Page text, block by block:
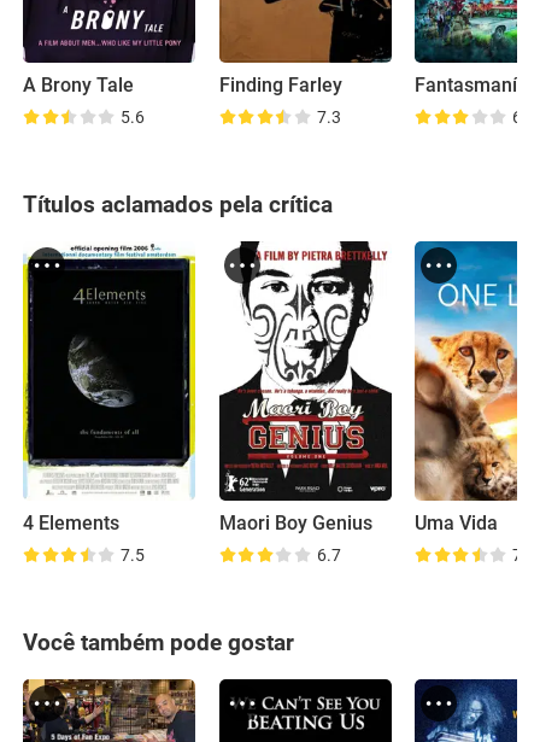
A Brony Tale
5.6
Finding Farley
7.3 6.0
Títulos aclamados pela crítica
4 Elements
7.5
Maori Boy Genius
6.7
Uma Vida
7.9
Você também pode gostar